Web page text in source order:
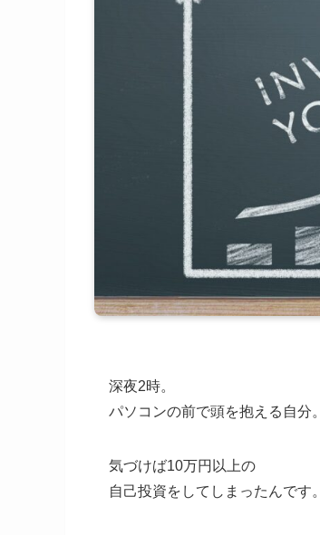
深夜2時。
パソコンの前で頭を抱える自分。
気づけば10万円以上の
自己投資をしてしまったんです。